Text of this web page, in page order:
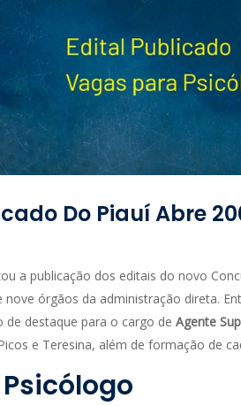
Do Piauí Abre
a publicação dos editais do novo
nove órgãos da administração direta.
de destaque para o cargo de Agente
e Teresina, além de formação de